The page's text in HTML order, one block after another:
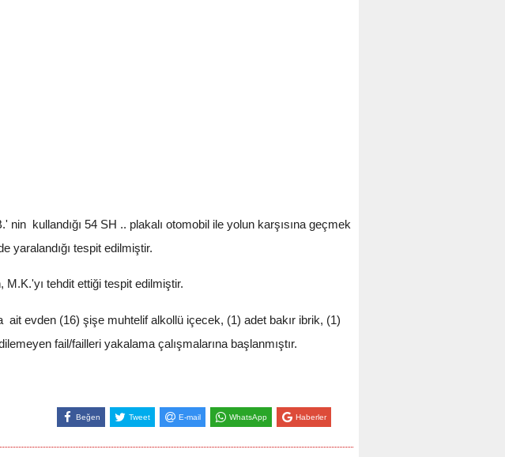
kullandığı 54 SH .. plakalı otomobil ile yolun karşısına geçmek
yaralandığı tespit edilmiştir.
tehdit ettiği tespit edilmiştir.
evden (16) şişe muhtelif alkollü içecek, (1) adet bakır ibrik, (1)
fail/failleri yakalama çalışmalarına başlanmıştır.
Beğen Tweet E-mail WhatsApp Haberler